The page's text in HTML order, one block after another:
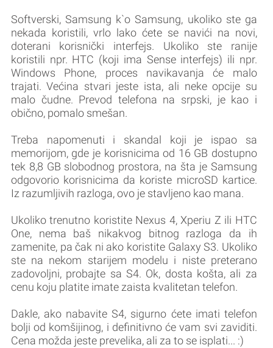
Softverski, Samsung k`o Samsung, ukoliko ste ga
nekada koristili, vrlo lako ćete se navići na novi,
doterani korisnički interfejs. Ukoliko ste ranije
koristili npr. HTC (koji ima Sense interfejs) ili npr.
Windows Phone, proces navikavanja će malo
trajati. Većina stvari jeste ista, ali neke opcije su
malo čudne. Prevod telefona na srpski, je kao i
obično, pomalo smešan.
Treba napomenuti i skandal koji je ispao sa
memorijom, gde je korisnicima od 16 GB dostupno
tek 8,8 GB slobodnog prostora, na šta je Samsung
odgovorio korisnicima da koriste microSD kartice.
Iz razumljivih razloga, ovo je stavljeno kao mana.
Ukoliko trenutno koristite Nexus 4, Xperiu Z ili HTC
One, nema baš nikakvog bitnog razloga da ih
zamenite, pa čak ni ako koristite Galaxy S3. Ukoliko
ste na nekom starijem modelu i niste preterano
zadovoljni, probajte sa S4. Ok, dosta košta, ali za
cenu koju platite imate zaista kvalitetan telefon.
Dakle, ako nabavite S4, sigurno ćete imati telefon
bolji od komšijinog, i definitivno će vam svi zaviditi.
Cena možda jeste prevelika, ali za to se isplati... :)